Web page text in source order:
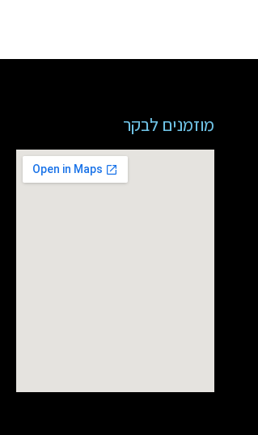
מוזמנים לבקר